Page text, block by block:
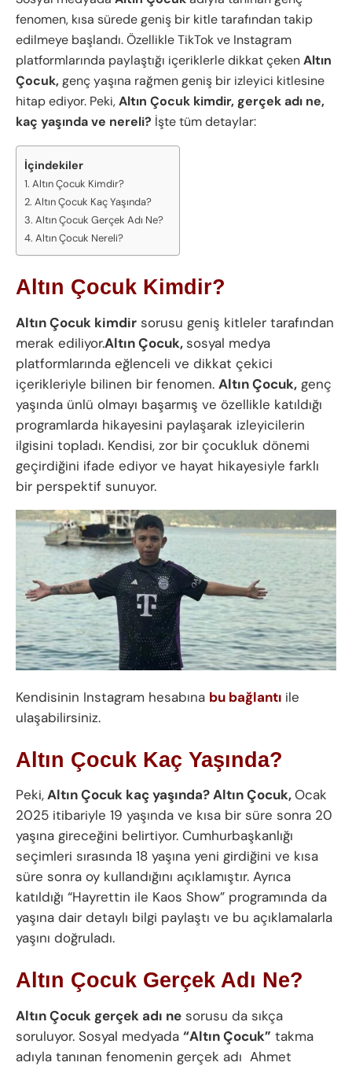
fenomen, kısa sürede geniş bir kitle tarafından takip
edilmeye başlandı. Özellikle TikTok ve Instagram
platformlarında paylaştığı içeriklerle dikkat çekenAltın
Çocuk,genç yaşına rağmen geniş bir izleyici kitlesine
hitap ediyor. Peki,Altın Çocuk kimdir, gerçek adı ne,
kaç yaşında ve nereli? İşte tüm detaylar:
İçindekiler
Altın Çocuk Kimdir?
Altın Çocuk Kaç Yaşında?
Altın Çocuk Gerçek Adı Ne?
Altın Çocuk Nereli?
Altın Çocuk Kimdir?
Altın Çocuk kimdir sorusu geniş kitleler tarafından
merak ediliyor.Altın Çocuk,sosyal medya
platformlarında eğlenceli ve dikkat çekici
içerikleriyle bilinen bir fenomen. Altın Çocuk, genç
yaşında ünlü olmayı başarmış ve özellikle katıldığı
programlarda hikayesini paylaşarak izleyicilerin
ilgisini topladı. Kendisi, zor bir çocukluk dönemi
geçirdiğini ifade ediyor ve hayat hikayesiyle farklı
bir perspektif sunuyor.
Kendisinin Instagram hesabına bu bağlantı ile
ulaşabilirsiniz.
Altın Çocuk Kaç Yaşında?
Peki,Altın Çocuk kaç yaşında?Altın Çocuk,Ocak
2025 itibariyle 19 yaşında ve kısa bir süre sonra 20
yaşına gireceğini belirtiyor. Cumhurbaşkanlığı
seçimleri sırasında 18 yaşına yeni girdiğini ve kısa
süre sonra oy kullandığını açıklamıştır. Ayrıca
katıldığı “Hayrettin ile Kaos Show” programında da
yaşına dair detaylı bilgi paylaştı ve bu açıklamalarla
yaşını doğruladı.
Altın Çocuk Gerçek Adı Ne?
Altın Çocuk gerçek adı ne sorusu da sıkça
soruluyor. Sosyal medyada “Altın Çocuk” takma
adıyla tanınan fenomenin gerçek adı Ahmet